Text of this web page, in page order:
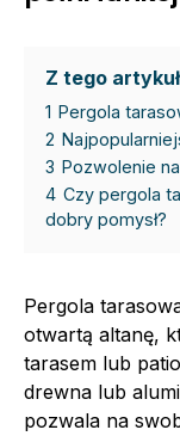
Z tego
1 Pergola
2
3 Pozwolenie
4 Czy pergola
dobry pomysł?
Pergola
otwartą altanę,
tarasem lub
drewna lub
pozwala na